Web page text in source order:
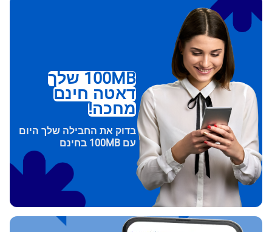
100MB שלך
דאטה חינם
מחכה!
בדוק את החבילה שלך היום
עם 100MB בחינם